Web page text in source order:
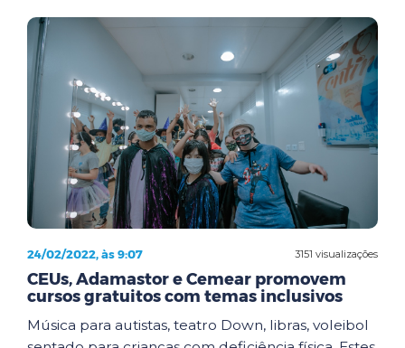
3151 visualizações
24/02/2022, às 9:07
CEUs, Adamastor e Cemear promovem
cursos gratuitos com temas inclusivos
Música para autistas, teatro Down, libras, voleibol